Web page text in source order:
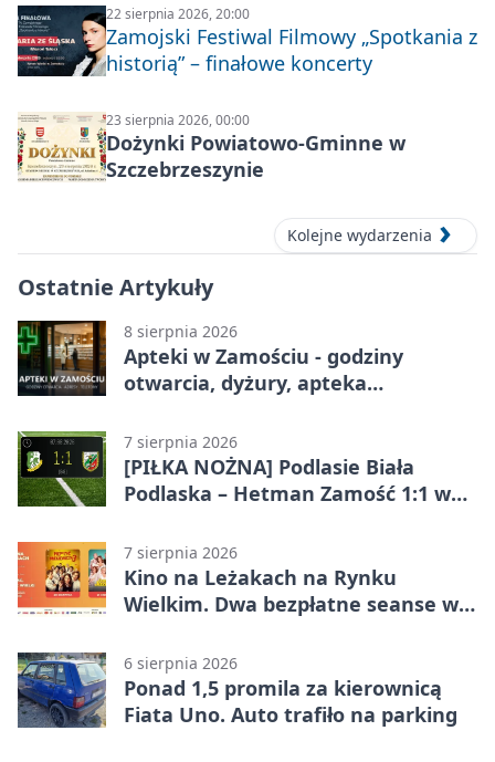
22 sierpnia 2026, 20:00
Zamojski Festiwal Filmowy „Spotkania z
historią” – finałowe koncerty
23 sierpnia 2026, 00:00
Dożynki Powiatowo-Gminne w
Szczebrzeszynie
Kolejne wydarzenia
Ostatnie Artykuły
8 sierpnia 2026
Apteki w Zamościu - godziny
otwarcia, dyżury, apteka
7 sierpnia 2026
[PIŁKA NOŻNA] Podlasie Biała
Podlaska – Hetman Zamość 1:1 w
podział punktów po bezbramkowej
pierwszej połowie
7 sierpnia 2026
Kino na Leżakach na Rynku
Wielkim. Dwa bezpłatne seanse w
6 sierpnia 2026
Ponad 1,5 promila za kierownicą
Fiata Uno. Auto trafiło na parking